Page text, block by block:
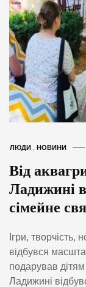
ЛЮДИ НОВИНИ
Від
Ладижині
сімейне
Ігри, творчість,
відбувся
подарував
Ладижині